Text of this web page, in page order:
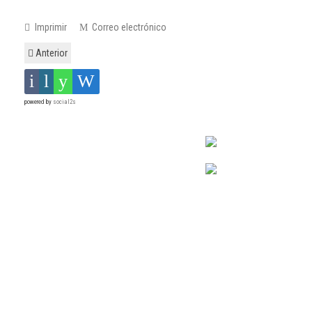
Imprimir Correo electrónico
Anterior
powered by social2s